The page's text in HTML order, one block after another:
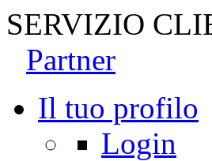
SERVIZIO
Partner
Il tuo profilo
Login